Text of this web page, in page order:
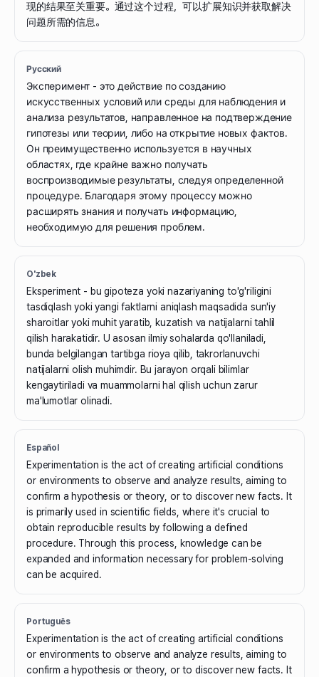
现的结果至关重要。通过这个过程，可以扩展知识并获取解决
问题所需的信息。
Русский
Эксперимент - это действие по созданию
искусственных условий или среды для наблюдения и
анализа результатов, направленное на подтверждение
гипотезы или теории, либо на открытие новых фактов.
Он преимущественно используется в научных
областях, где крайне важно получать
воспроизводимые результаты, следуя определенной
процедуре. Благодаря этому процессу можно
расширять знания и получать информацию,
необходимую для решения проблем.
O'zbek
Eksperiment - bu gipoteza yoki nazariyaning to'g'riligini
tasdiqlash yoki yangi faktlarni aniqlash maqsadida sun'iy
sharoitlar yoki muhit yaratib, kuzatish va natijalarni tahlil
qilish harakatidir. U asosan ilmiy sohalarda qo'llaniladi,
bunda belgilangan tartibga rioya qilib, takrorlanuvchi
natijalarni olish muhimdir. Bu jarayon orqali bilimlar
kengaytiriladi va muammolarni hal qilish uchun zarur
ma'lumotlar olinadi.
Español
Experimentation is the act of creating artificial conditions
or environments to observe and analyze results, aiming to
confirm a hypothesis or theory, or to discover new facts. It
is primarily used in scientific fields, where it's crucial to
obtain reproducible results by following a defined
procedure. Through this process, knowledge can be
expanded and information necessary for problem-solving
can be acquired.
Português
Experimentation is the act of creating artificial conditions
or environments to observe and analyze results, aiming to
confirm a hypothesis or theory, or to discover new facts. It